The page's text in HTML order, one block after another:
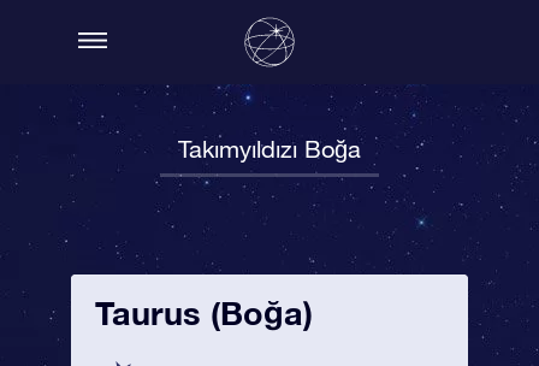
Takımyıldızı Boğa
Taurus (Boğa)